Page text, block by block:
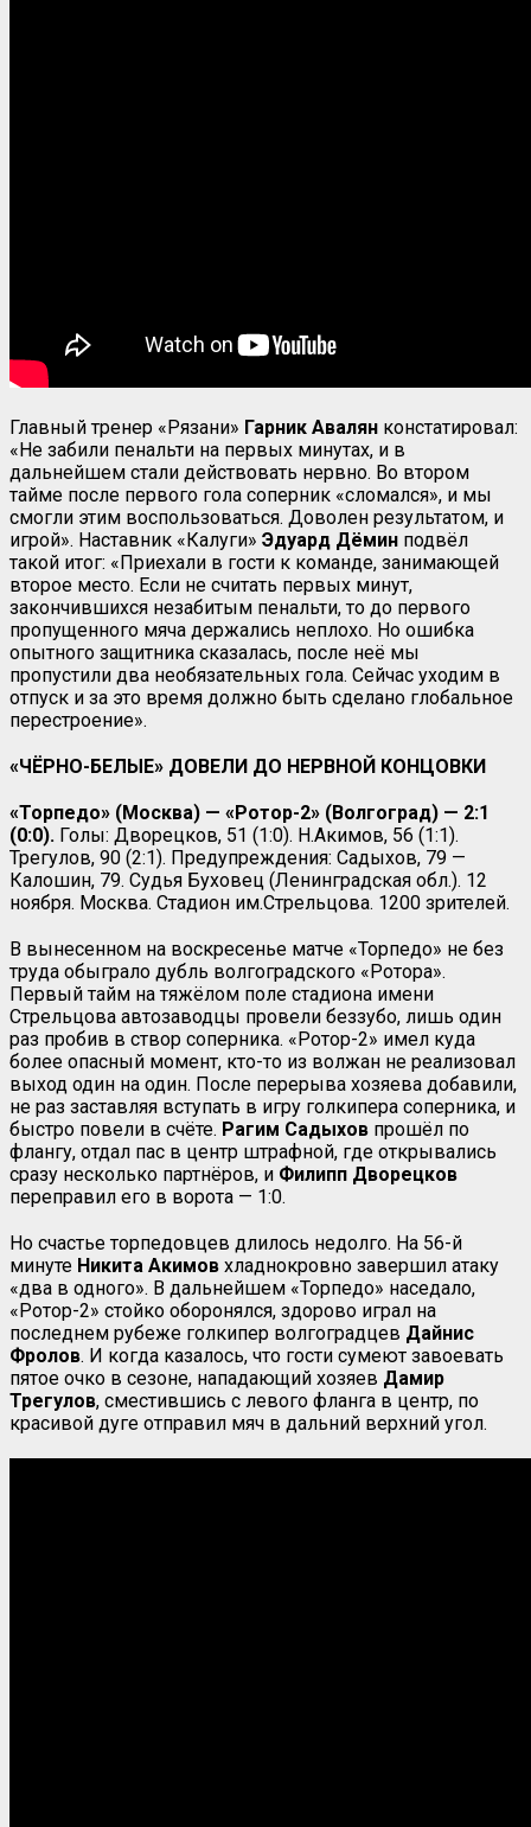
Главный тренер «Рязани» Гарник Авалян констатировал:
«Не забили пенальти на первых минутах, и в
дальнейшем стали действовать нервно. Во втором
тайме после первого гола соперник «сломался», и мы
смогли этим воспользоваться. Доволен результатом, и
игрой». Наставник «Калуги» Эдуард Дёмин подвёл
такой итог: «Приехали в гости к команде, занимающей
второе место. Если не считать первых минут,
закончившихся незабитым пенальти, то до первого
пропущенного мяча держались неплохо. Но ошибка
опытного защитника сказалась, после неё мы
пропустили два необязательных гола. Сейчас уходим в
отпуск и за это время должно быть сделано глобальное
перестроение».
«ЧЁРНО-БЕЛЫЕ» ДОВЕЛИ ДО НЕРВНОЙ КОНЦОВКИ
«Торпедо» (Москва) — «Ротор-2» (Волгоград) — 2:1
(0:0). Голы: Дворецков, 51 (1:0). Н.Акимов, 56 (1:1).
Трегулов, 90 (2:1). Предупреждения: Садыхов, 79 —
Калошин, 79. Судья Буховец (Ленинградская обл.). 12
ноября. Москва. Стадион им.Стрельцова. 1200 зрителей.
В вынесенном на воскресенье матче «Торпедо» не без
труда обыграло дубль волгоградского «Ротора».
Первый тайм на тяжёлом поле стадиона имени
Стрельцова автозаводцы провели беззубо, лишь один
раз пробив в створ соперника. «Ротор-2» имел куда
более опасный момент, кто-то из волжан не реализовал
выход один на один. После перерыва хозяева добавили,
не раз заставляя вступать в игру голкипера соперника, и
быстро повели в счёте. Рагим Садыхов прошёл по
флангу, отдал пас в центр штрафной, где открывались
сразу несколько партнёров, и Филипп Дворецков
переправил его в ворота — 1:0.
Но счастье торпедовцев длилось недолго. На 56-й
минуте Никита Акимов хладнокровно завершил атаку
«два в одного». В дальнейшем «Торпедо» наседало,
«Ротор-2» стойко оборонялся, здорово играл на
последнем рубеже голкипер волгоградцев Дайнис
Фролов. И когда казалось, что гости сумеют завоевать
пятое очко в сезоне, нападающий хозяев Дамир
Трегулов, сместившись с левого фланга в центр, по
красивой дуге отправил мяч в дальний верхний угол.